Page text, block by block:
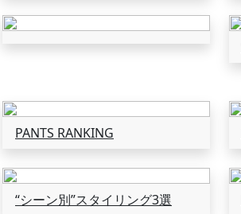
PANTS RANKING
“シーン別”スタイリング3選